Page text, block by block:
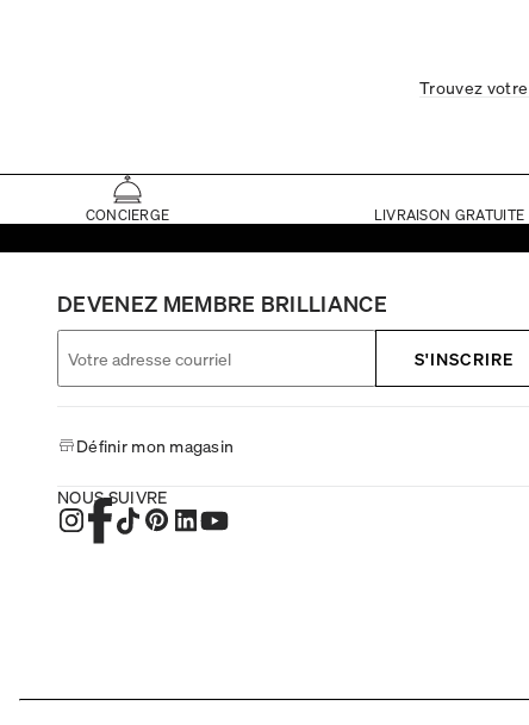
Trouvez
CONCIERGE LIVRAISON
DEVENEZ MEMBRE BRILLIANCE
S'INSCRIRE
Définir mon magasin
NOUS SUIVRE